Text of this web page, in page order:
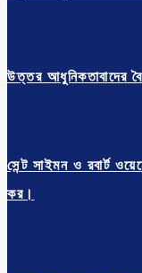
উত্তর আধুনিকতাবাদের
সেন্ট সাইমন ও রবার্ট
কর।